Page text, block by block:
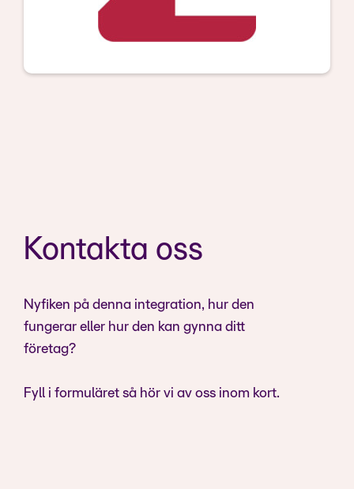
Kontakta oss
Nyfiken på denna integration, hur den
fungerar eller hur den kan gynna ditt
företag?
Fyll i formuläret så hör vi av oss inom kort.